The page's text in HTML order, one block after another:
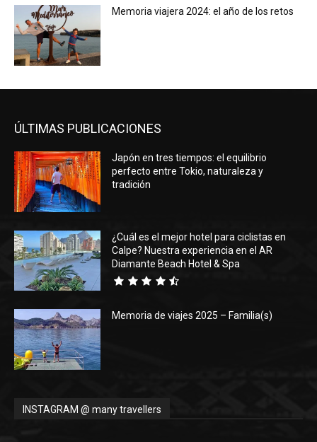
Memoria viajera 2024: el año de los retos
ÚLTIMAS PUBLICACIONES
Japón en tres tiempos: el equilibrio
perfecto entre Tokio, naturaleza y
tradición
¿Cuál es el mejor hotel para ciclistas en
Calpe? Nuestra experiencia en el AR
Diamante Beach Hotel & Spa
Memoria de viajes 2025 – Familia(s)
INSTAGRAM @ many travellers